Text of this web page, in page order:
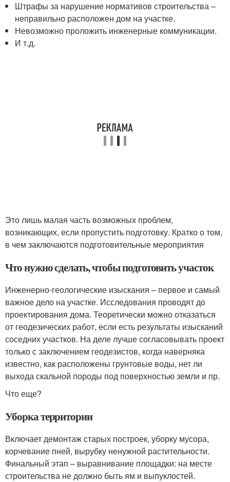
Штрафы за нарушение нормативов строительства –
неправильно расположен дом на участке.
Невозможно проложить инженерные коммуникации.
И т.д.
Это лишь малая часть возможных проблем,
возникающих, если пропустить подготовку. Кратко о том,
в чем заключаются подготовительные мероприятия
Что нужно сделать, чтобы подготовить участок
Инженерно-геологические изыскания – первое и самый
важное дело на участке. Исследования проводят до
проектирования дома. Теоретически можно отказаться
от геодезических работ, если есть результаты изысканий
соседних участков. На деле лучше согласовывать проект
только с заключением геодезистов, когда наверняка
известно, как расположены грунтовые воды, нет ли
выхода скальной породы под поверхностью земли и пр.
Что еще?
Уборка территории
Включает демонтаж старых построек, уборку мусора,
корчевание пней, вырубку ненужной растительности.
Финальный этап – выравнивание площадки: на месте
строительства не должно быть ям и выпуклостей.